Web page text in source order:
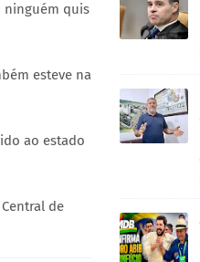
ninguém quis
esteve na
ao estado
de